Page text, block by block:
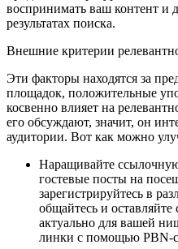
воспринимать ваш контент и
результатах поиска.
Внешние критерии
Эти факторы находятся за
площадок, положительные
косвенно влияет на
его обсуждают, значит, он
аудитории. Вот как можно
Наращивайте
гостевые посты на
зарегистрируйтесь в
общайтесь и
актуально для вашей
линки с помощью PBN-